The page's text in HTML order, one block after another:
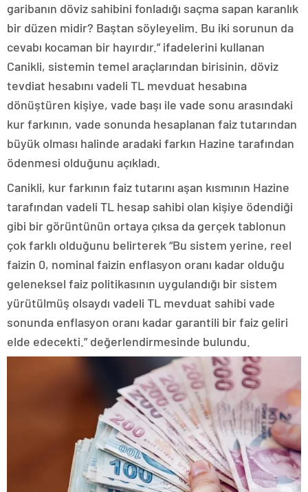
garibanın döviz sahibini fonladığı saçma sapan karanlık
bir düzen midir? Baştan söyleyelim. Bu iki sorunun da
cevabı kocaman bir hayırdır.” ifadelerini kullanan
Canikli, sistemin temel araçlarından birisinin, döviz
tevdiat hesabını vadeli TL mevduat hesabına
dönüştüren kişiye, vade başı ile vade sonu arasındaki
kur farkının, vade sonunda hesaplanan faiz tutarından
büyük olması halinde aradaki farkın Hazine tarafından
ödenmesi olduğunu açıkladı.
Canikli, kur farkının faiz tutarını aşan kısmının Hazine
tarafından vadeli TL hesap sahibi olan kişiye ödendiği
gibi bir görüntünün ortaya çıksa da gerçek tablonun
çok farklı olduğunu belirterek “Bu sistem yerine, reel
faizin 0, nominal faizin enflasyon oranı kadar olduğu
geleneksel faiz politikasının uygulandığı bir sistem
yürütülmüş olsaydı vadeli TL mevduat sahibi vade
sonunda enflasyon oranı kadar garantili bir faiz geliri
elde edecekti.” değerlendirmesinde bulundu.